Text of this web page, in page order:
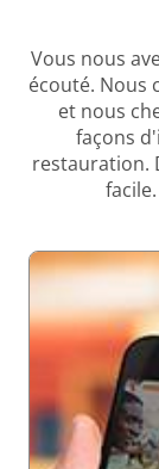
Vous nous
écouté. Nous
et nous
façons
restauration.